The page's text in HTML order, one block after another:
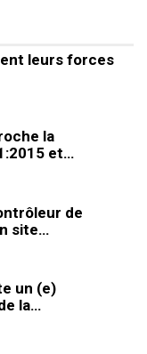
leurs forces
la
et…
de
site…
un (e)
la…